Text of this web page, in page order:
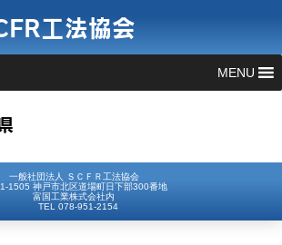
工法協会
MENU
一般社団法人 ＳＣＦＲ工法協会
1505 神戸市北区道場町日下部300番地
富国工業株式会社内
TEL 078-951-2154